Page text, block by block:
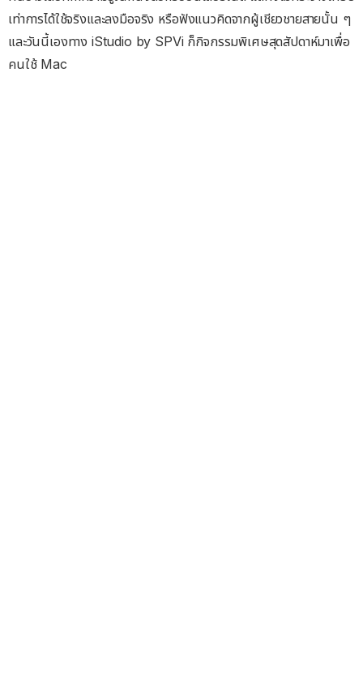
เท่าการได้ใช้จริงและลงมือจริง หรือฟังแนวคิดจากผู้เชียวชายสายนั้น ๆ
และวันนี้เองทาง iStudio by SPVi ก็กิจกรรมพิเศษสุดสัปดาห์มาเพื่อ
คนใช้ Mac